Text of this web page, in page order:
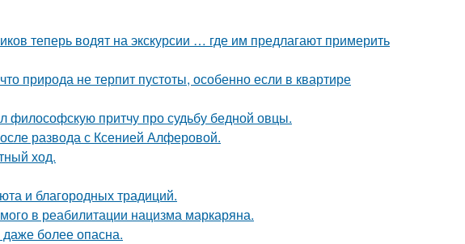
теперь водят на экскурсии … где им предлагают примерить
природа не терпит пустоты, особенно если в квартире
философскую притчу про судьбу бедной овцы.
развода с Ксенией Алферовой.
ход.
и благородных традиций.
в реабилитации нацизма маркаряна.
даже более опасна.